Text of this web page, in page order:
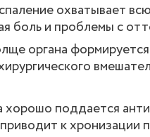
охватывает
боль и проблемы с
органа
поддается
к хронизации